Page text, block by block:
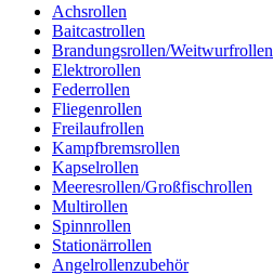
Achsrollen
Baitcastrollen
Brandungsrollen/Weitwurfrollen
Elektrorollen
Federrollen
Fliegenrollen
Freilaufrollen
Kampfbremsrollen
Kapselrollen
Meeresrollen/Großfischrollen
Multirollen
Spinnrollen
Stationärrollen
Angelrollenzubehör